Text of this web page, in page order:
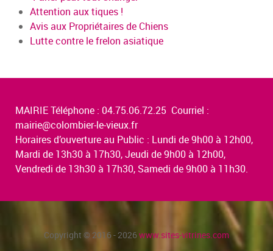
Attention aux tiques !
Avis aux Propriétaires de Chiens
Lutte contre le frelon asiatique
MAIRIE Téléphone : 04.75.06.72.25 Courriel :
mairie@colombier-le-vieux.fr
Horaires d’ouverture au Public : Lundi de 9h00 à 12h00,
Mardi de 13h30 à 17h30, Jeudi de 9h00 à 12h00,
Vendredi de 13h30 à 17h30, Samedi de 9h00 à 11h30.
Copyright © 2016 - 2026www.sites-vitrines.com